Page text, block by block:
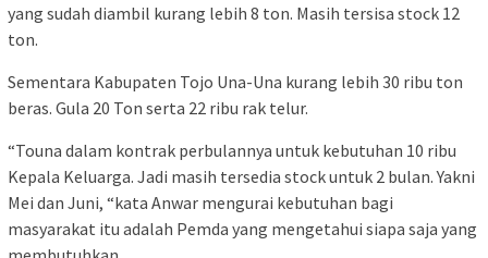
yang sudah diambil kurang lebih 8 ton. Masih tersisa stock 12
ton.
Sementara Kabupaten Tojo Una-Una kurang lebih 30 ribu ton
beras. Gula 20 Ton serta 22 ribu rak telur.
“Touna dalam kontrak perbulannya untuk kebutuhan 10 ribu
Kepala Keluarga. Jadi masih tersedia stock untuk 2 bulan. Yakni
Mei dan Juni, “kata Anwar mengurai kebutuhan bagi
masyarakat itu adalah Pemda yang mengetahui siapa saja yang